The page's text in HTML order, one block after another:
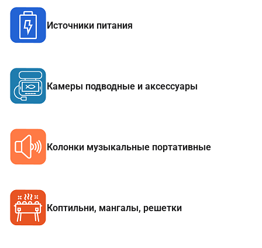
Источники питания
Камеры подводные и аксессуары
Колонки музыкальные портативные
Коптильни, мангалы, решетки